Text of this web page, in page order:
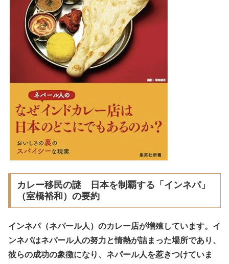
カレー移民の謎 日本を制覇する「インネパ」
（室橋裕和）の要約
インネパ（ネパール人）のカレー店が増殖しています。イ
ンネパはネパール人の努力と情熱が詰まった場所であり、
彼らの成功の象徴になり、ネパール人を惹きつけていま